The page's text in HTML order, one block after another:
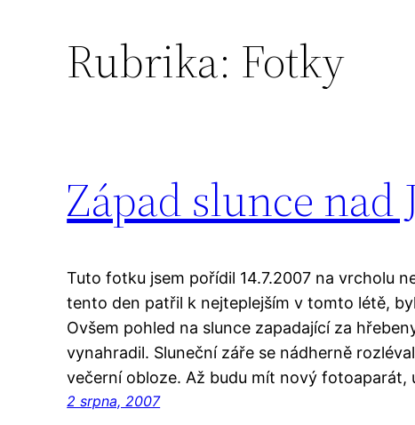
Rubrika: Fotky
Západ slunce nad
Tuto fotku jsem pořídil 14.7.2007 na vrcholu
tento den patřil k nejteplejším v tomto létě,
Ovšem pohled na slunce zapadající za
vynahradil. Sluneční záře se nádherně
večerní obloze. Až budu mít nový fotoaparát,
2 srpna, 2007